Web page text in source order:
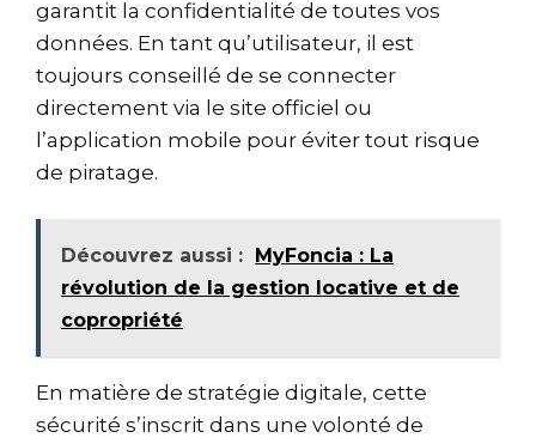
garantit la confidentialité de toutes vos
données. En tant qu’utilisateur, il est
toujours conseillé de se connecter
directement via le site officiel ou
l’application mobile pour éviter tout risque
de piratage.
Découvrez aussi : MyFoncia : La
révolution de la gestion locative et de
copropriété
En matière de stratégie digitale, cette
sécurité s’inscrit dans une volonté de